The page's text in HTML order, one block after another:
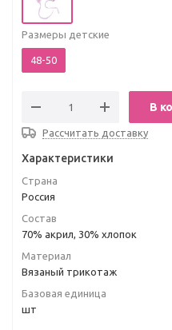
Размеры детские
48-50
В
Рассчитать доставку
Характеристики
Страна
Россия
Состав
70% акрил, 30% хлопок
Материал
Вязаный трикотаж
Базовая единица
шт